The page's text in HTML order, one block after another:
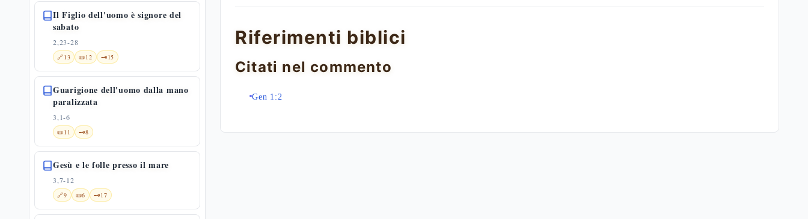
Il Figlio dell'uomo è signore del
sabato
2,23-28
🔗13 📜12 🗝️15
Guarigione dell'uomo dalla mano
paralizzata
3,1-6
📜11 🗝️8
Gesù e le folle presso il mare
3,7-12
🔗9 📜6 🗝️17
Riferimenti biblici
Citati nel commento
Gen 1:2